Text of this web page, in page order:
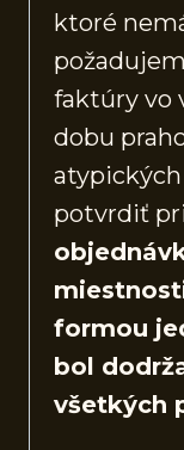
ktoré
faktúry vo
dobu
potvrdiť
formou
bol
všetkých